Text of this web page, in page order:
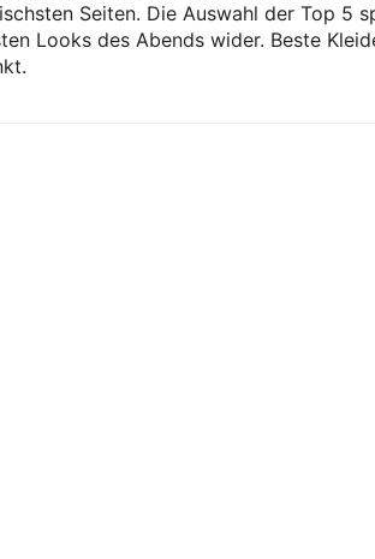
Seiten. Die Auswahl der Top 5
Looks des Abends wider. Beste